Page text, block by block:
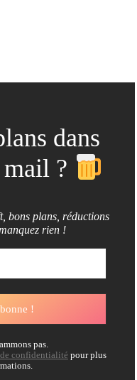
dans
?
bons plans, réductions
rien !
pas.
confidentialité pour plus